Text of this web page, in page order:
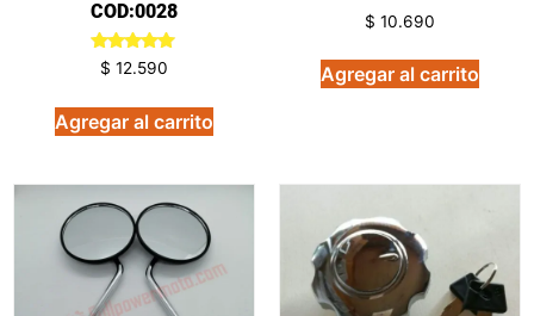
COD:0028
Valorado
en
de 5
$ 12.590
Agregar al carrito
$ 10.690
Agregar al carrito